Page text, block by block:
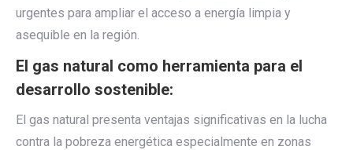
urgentes para ampliar el acceso a energía limpia y
asequible en la región.
El gas natural como herramienta para el
desarrollo sostenible:
El gas natural presenta ventajas significativas en la lucha
contra la pobreza energética especialmente en zonas